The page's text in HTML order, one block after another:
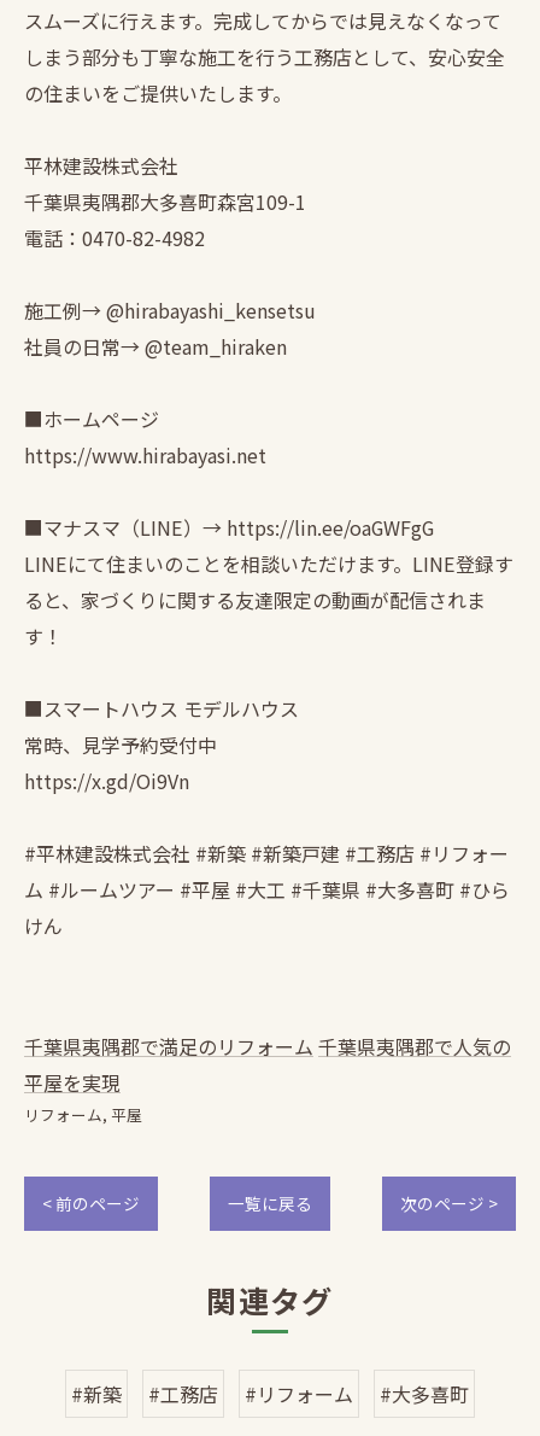
スムーズに行えます。完成してからでは見えなくなって
しまう部分も丁寧な施工を行う工務店として、安心安全
の住まいをご提供いたします。
平林建設株式会社
千葉県夷隅郡大多喜町森宮109-1
電話：0470-82-4982
施工例→ @hirabayashi_kensetsu
社員の日常→ @team_hiraken
■ホームページ
https://www.hirabayasi.net
■マナスマ（LINE）→ https://lin.ee/oaGWFgG
LINEにて住まいのことを相談いただけます。LINE登録す
ると、家づくりに関する友達限定の動画が配信されま
す！
■スマートハウス モデルハウス
常時、見学予約受付中
https://x.gd/Oi9Vn
#平林建設株式会社 #新築 #新築戸建 #工務店 #リフォー
ム #ルームツアー #平屋 #大工 #千葉県 #大多喜町 #ひら
けん
千葉県夷隅郡で満足のリフォーム 千葉県夷隅郡で人気の
平屋を実現
リフォーム 平屋
< 前のページ 一覧に戻る 次のページ >
関連タグ
#新築 #工務店 #リフォーム #大多喜町